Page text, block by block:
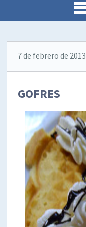
7 de febrero de 2013
GOFRES